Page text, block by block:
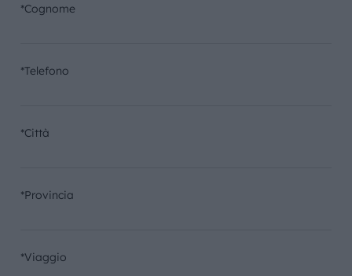
*Cognome
*Telefono
*Città
*Provincia
*Viaggio